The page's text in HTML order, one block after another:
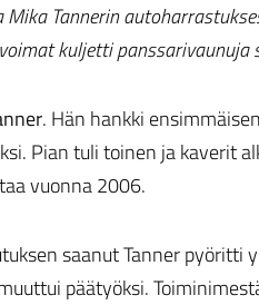
Tannerin
kuljetti
. Hän hankki
Pian tuli toinen ja kaverit
vuonna 2006.
saanut Tanner
päätyöksi.